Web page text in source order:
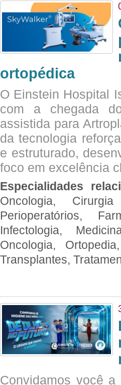
ortopédica
O Einstein Hospital
com a chegada
assistida para
da tecnologia
e estruturado,
foco em excelência
Especialidades
Oncologia,
Perioperatórios,
Infectologia,
Oncologia,
Transplantes,
Convidamos você